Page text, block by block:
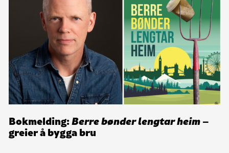
Bokmelding:Berre bønder lengtar heim–
greier å bygga bru